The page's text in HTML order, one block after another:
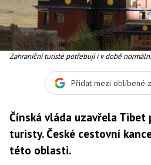
Zahraniční turisté potřebují i v době
cestovat ve skupinách. Foto:SXC
Přidat mezi oblíbené
Čínská vláda uzavřela Tibet
turisty. České cestovní
této oblasti.